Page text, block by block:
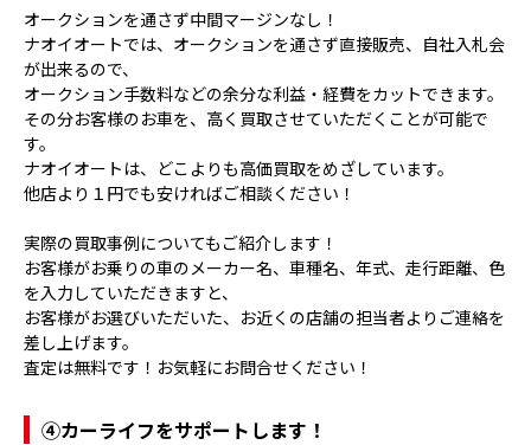
オークションを通さず中間マージンなし！
ナオイオートでは、オークションを通さず直接販売、自社入札会
が出来るので、
オークション手数料などの余分な利益・経費をカットできます。
その分お客様のお車を、高く買取させていただくことが可能で
す。
ナオイオートは、どこよりも高価買取をめざしています。
他店より１円でも安ければご相談ください！
実際の買取事例についてもご紹介します！
お客様がお乗りの車のメーカー名、車種名、年式、走行距離、色
を入力していただきますと、
お客様がお選びいただいた、お近くの店舗の担当者よりご連絡を
差し上げます。
査定は無料です！お気軽にお問合せください！
④カーライフをサポートします！